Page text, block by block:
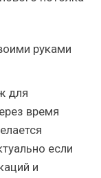
для
время
если
и